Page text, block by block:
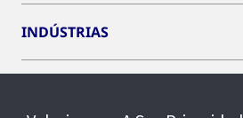
INDÚSTRIAS